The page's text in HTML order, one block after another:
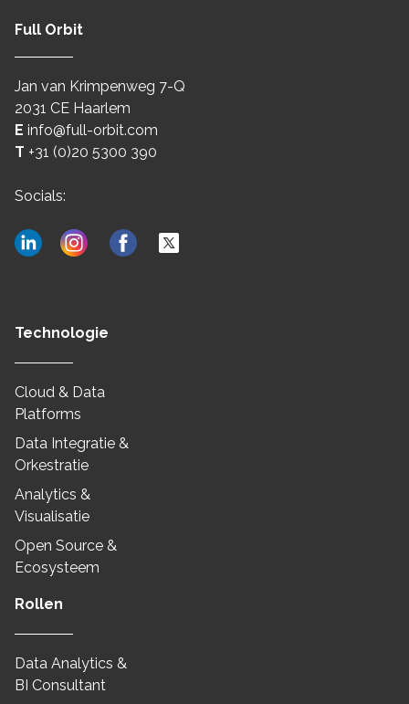
Full Orbit
Jan van Krimpenweg 7-Q
2031 CE Haarlem
E info@full-orbit.com
T +31 (0)20 5300 390
Socials:
Technologie
Cloud & Data
Platforms
Data Integratie &
Orkestratie
Analytics &
Visualisatie
Open Source &
Ecosysteem
Rollen
Data Analytics &
BI Consultant